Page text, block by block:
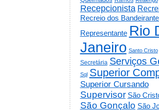
Recepcionista
Recreio dos
Representante Rio
Janeiro Santo Cristo
Secretária Serviços
Sql Superior
Superior Cursando
Supervisor São
São Gonçalo São